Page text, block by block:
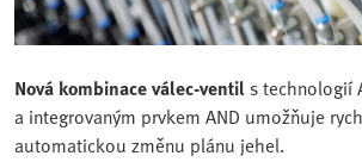
Nová kombinace válec-ventil s technologií
a integrovaným prvkem AND umožňuje
automatickou změnu plánu jehel.